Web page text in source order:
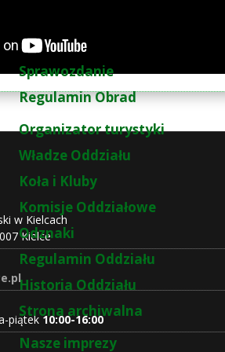
Sprawozdanie
Regulamin Obrad
Organizator turystyki
Władze Oddziału
Koła i Kluby
Komisje Oddziałowe
Odznaki
Regulamin Oddziału
Historia Oddziału
Strona archiwalna
Nasze imprezy
w Kielcach
Kielce
piątek10:00-16:00